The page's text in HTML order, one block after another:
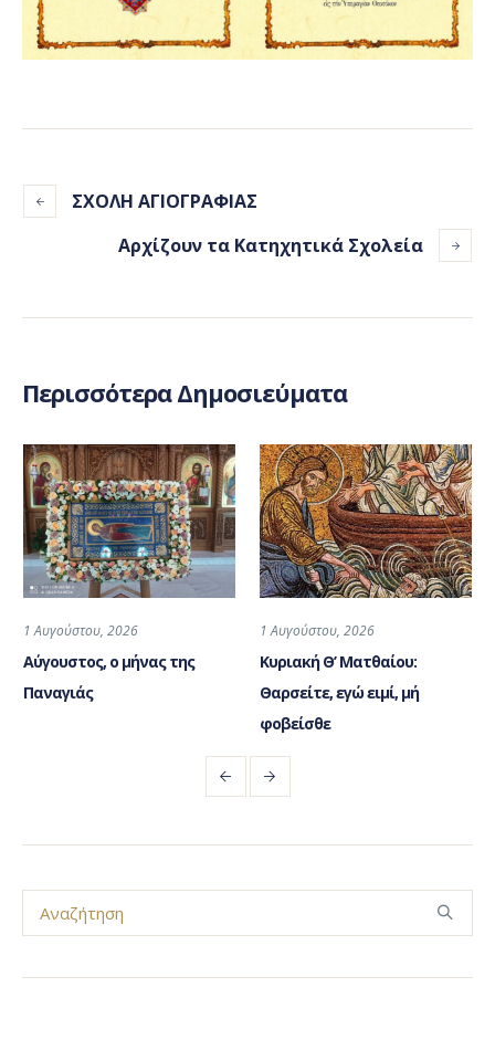
ΣΧΟΛΗ ΑΓΙΟΓΡΑΦΙΑΣ
Αρχίζουν τα Κατηχητικά Σχολεία
Περισσότερα Δημοσιεύματα
1 Αυγούστου, 2026
Αύγουστος, ο μήνας της
Παναγιάς
1 Αυγούστου, 2026
Κυριακή Θ’ Ματθαίου:
Θαρσείτε, εγώ ειμί, μή
φοβείσθε